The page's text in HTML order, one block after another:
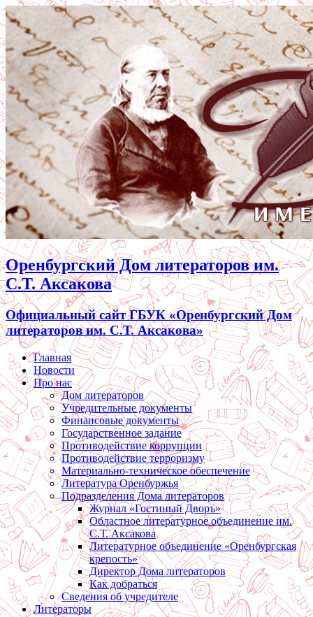
Оренбургский Дом литераторов им.
С.Т. Аксакова
Официальный сайт ГБУК «Оренбургский Дом
литераторов им. С.Т. Аксакова»
Главная
Новости
Про нас
Дом литераторов
Учредительные документы
Финансовые документы
Государственное задание
Противодействие коррупции
Противодействие терроризму
Материально-техническое обеспечение
Литература Оренбуржья
Подразделения Дома литераторов
Журнал «Гостиный Дворъ»
Областное литературное объединение им.
С.Т. Аксакова
Литературное объединение «Оренбургская
крепость»
Директор Дома литераторов
Как добраться
Сведения об учредителе
Литераторы